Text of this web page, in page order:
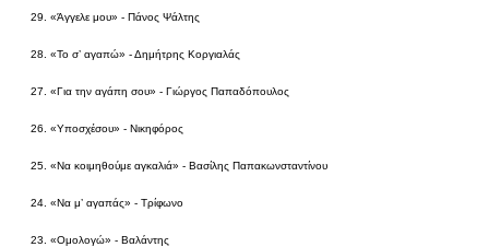
29. «Άγγελε μου» - Πάνος Ψάλτης
28. «Το σ’ αγαπώ» - Δημήτρης Κοργιαλάς
27. «Για την αγάπη σου» - Γιώργος Παπαδόπουλος
26. «Υποσχέσου» - Νικηφόρος
25. «Να κοιμηθούμε αγκαλιά» - Βασίλης Παπακωνσταντίνου
24. «Να μ’ αγαπάς» - Τρίφωνο
23. «Ομολογώ» - Βαλάντης